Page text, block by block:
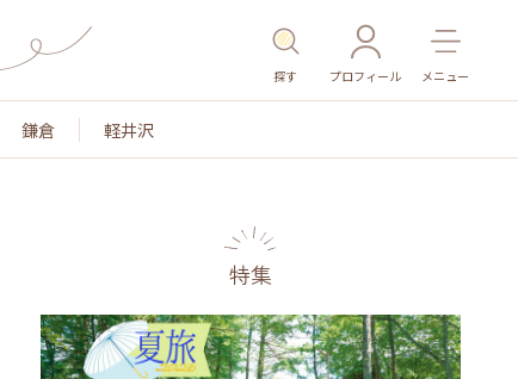
探す プロフィール メニュー
鎌倉 軽井沢
名所・旧跡 温泉・スパ その他施設 ごはん
特集